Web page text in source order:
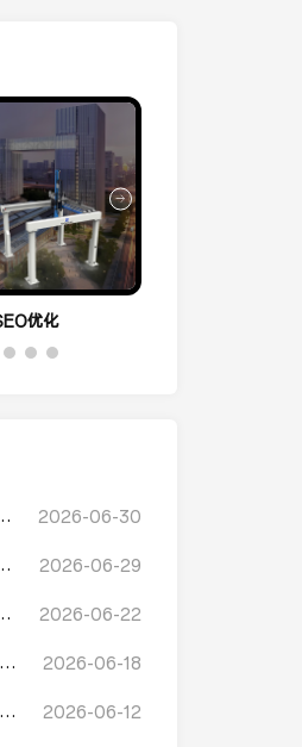
优化
2026-06-30
2026-06-29
2026-06-22
2026-06-18
2026-06-12